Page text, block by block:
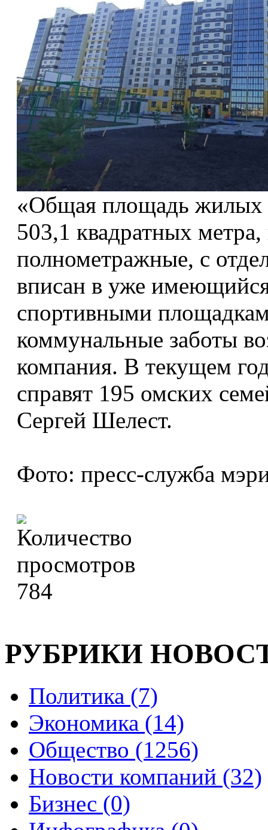
«Общая площадь жилых
503,1 квадратных
полнометражные, с
вписан в уже
спортивными
коммунальные заботы
компания. В текущем
справят 195 омских
Сергей Шелест.
Фото: пресс-служба
784
РУБРИКИ
Политика (7)
Экономика (14)
Общество (1256)
Новости компаний (32)
Бизнес (0)